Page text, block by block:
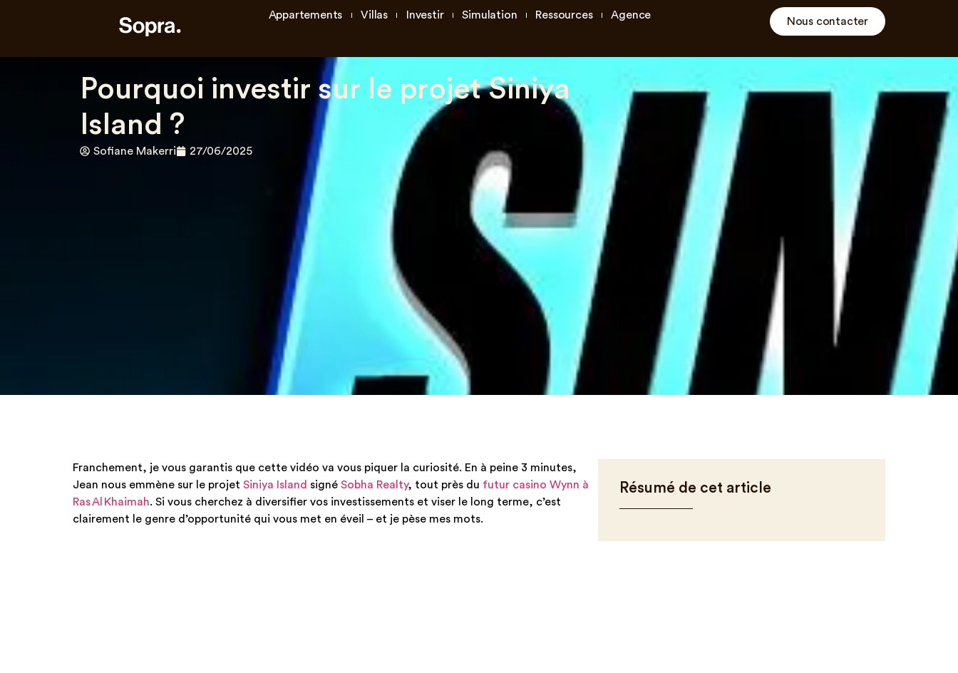
Appartements Villas Investir Simulation Ressources Agence
Nous contacter
Pourquoi investir sur le projet Siniya
Island ?
Sofiane Makerri 27/06/2025
Franchement, je vous garantis que cette vidéo va vous piquer la curiosité. En à peine 3 minutes,
Jean nous emmène sur le projet Siniya Island signé Sobha Realty, tout près du futur casino Wynn à
Ras Al Khaimah. Si vous cherchez à diversifier vos investissements et viser le long terme, c’est
clairement le genre d’opportunité qui vous met en éveil – et je pèse mes mots.
Résumé de cet article